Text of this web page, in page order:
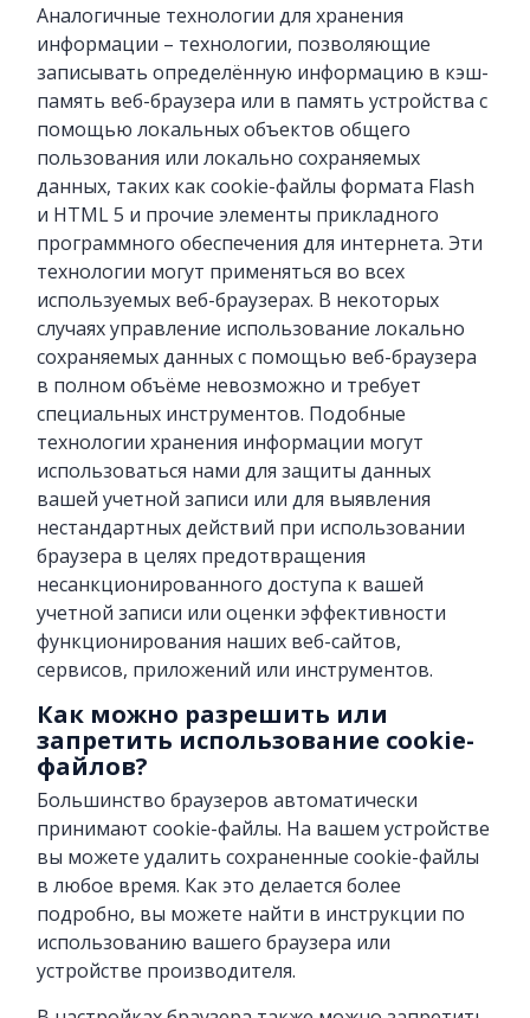
Аналогичные технологии для хранения
информации – технологии, позволяющие
записывать определённую информацию в кэш-
память веб-браузера или в память устройства с
помощью локальных объектов общего
пользования или локально сохраняемых
данных, таких как cookie-файлы формата Flash
и HTML5 и прочие элементы прикладного
программного обеспечения для интернета. Эти
технологии могут применяться во всех
используемых веб-браузерах. В некоторых
случаях управление использование локально
сохраняемых данных с помощью веб-браузера
в полном объёме невозможно и требует
специальных инструментов. Подобные
технологии хранения информации могут
использоваться нами для защиты данных
вашей учетной записи или для выявления
нестандартных действий при использовании
браузера в целях предотвращения
несанкционированного доступа к вашей
учетной записи или оценки эффективности
функционирования наших веб-сайтов,
сервисов, приложений или инструментов.
Как можно разрешить или
запретить использование cookie-
файлов?
Большинство браузеров автоматически
принимают cookie-файлы. На вашем устройстве
вы можете удалить сохраненные cookie-файлы
в любое время. Как это делается более
подробно, вы можете найти в инструкции по
использованию вашего браузера или
устройстве производителя.